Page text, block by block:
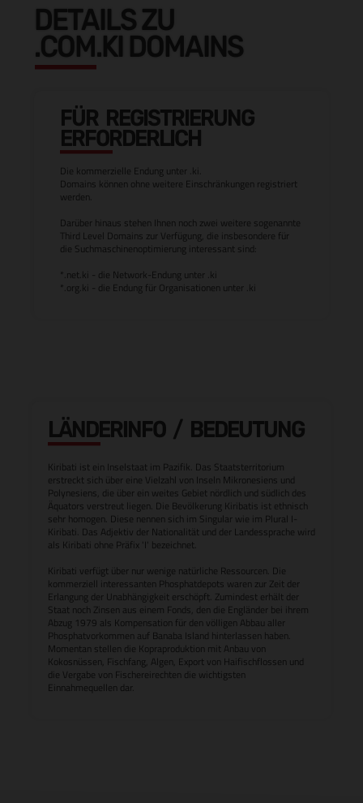
DETAILS ZU
.COM.KI DOMAINS
FÜR REGISTRIERUNG
ERFORDERLICH
Die kommerzielle Endung unter .ki.
Domains können ohne weitere Einschränkungen registriert
werden.
Darüber hinaus stehen Ihnen noch zwei weitere sogenannte
Third Level Domains zur Verfügung, die insbesondere für
die Suchmaschinenoptimierung interessant sind:
*.net.ki - die Network-Endung unter .ki
*.org.ki - die Endung für Organisationen unter .ki
LÄNDERINFO / BEDEUTUNG
Kiribati ist ein Inselstaat im Pazifik. Das Staatsterritorium
erstreckt sich über eine Vielzahl von Inseln Mikronesiens und
Polynesiens, die über ein weites Gebiet nördlich und südlich des
Äquators verstreut liegen. Die Bevölkerung Kiribatis ist ethnisch
sehr homogen. Diese nennen sich im Singular wie im Plural I-
Kiribati. Das Adjektiv der Nationalität und der Landessprache wird
als Kiribati ohne Präfix 'I' bezeichnet.
Kiribati verfügt über nur wenige natürliche Ressourcen. Die
kommerziell interessanten Phosphatdepots waren zur Zeit der
Erlangung der Unabhängigkeit erschöpft. Zumindest erhält der
Staat noch Zinsen aus einem Fonds, den die Engländer bei ihrem
Abzug 1979 als Kompensation für den völligen Abbau aller
Phosphatvorkommen auf Banaba Island hinterlassen haben.
Momentan stellen die Kopraproduktion mit Anbau von
Kokosnüssen, Fischfang, Algen, Export von Haifischflossen und
die Vergabe von Fischereirechten die wichtigsten
Einnahmequellen dar.